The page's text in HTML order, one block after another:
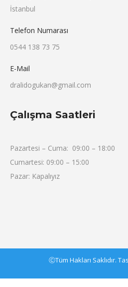
İstanbul
Telefon Numarası
0544 138 73 75
E-Mail
dralidogukan@gmail.com
Çalışma Saatleri
Pazartesi – Cuma: 09:00 – 18:00
Cumartesi: 09:00 – 15:00
Pazar: Kapalıyız
ⒸTüm Hakları Saklıdır.